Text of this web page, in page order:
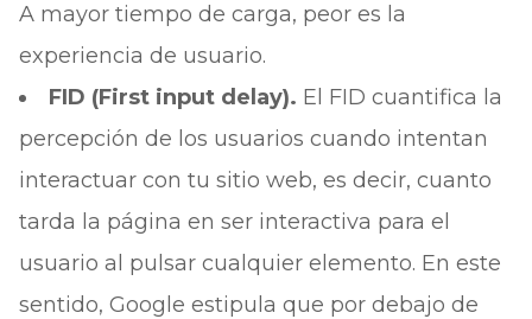
A mayor tiempo de carga, peor es la
experiencia de usuario.
FID (First input delay). El FID cuantifica la
percepción de los usuarios cuando intentan
interactuar con tu sitio web, es decir, cuanto
tarda la página en ser interactiva para el
usuario al pulsar cualquier elemento. En este
sentido, Google estipula que por debajo de